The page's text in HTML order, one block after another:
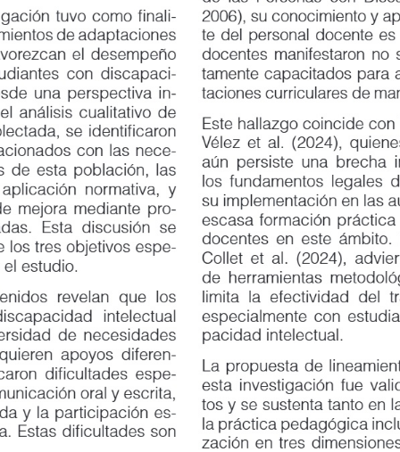
tuvo como finali
-
de adaptaciones
el desempeño
con discapaci
-
una perspectiva in
-
cualitativo de
se identificaron
con las nece
-
esta población, las
normativa, y
mediante pro
-
Esta discusión se
tres objetivos espe
-
estudio.
revelan que los
intelectual
de necesidades
apoyos diferen
-
dificultades espe
-
oral y escrita,
la participación es
-
dificultades son
2006), su conocimiento y
te del personal docente es
docentes manifestaron no
tamente capacitados para
taciones curriculares de
Este hallazgo coincide con lo
Vélez et al. (2024), quienes
aún persiste una brecha
los fundamentos legales de
su implementación en las
escasa formación práctica
docentes en este ámbito. De
Collet et al. (2024), advierten
de herramientas
limita la efectividad del
especialmente con
pacidad intelectual.
La propuesta de lineamientos
esta investigación fue
tos y se sustenta tanto en la
la práctica pedagógica
zación en tres dimensiones: